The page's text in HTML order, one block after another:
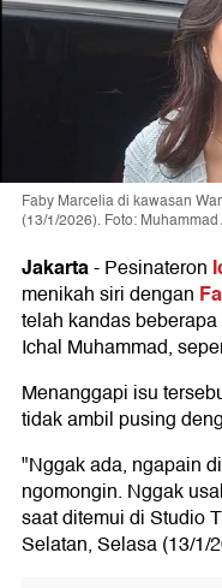
Faby Marcelia di kawasan
(13/1/2026). Foto:
Jakarta-Pesinateron
menikah siri dengan
telah kandas
Ichal Muhammad,
Menanggapi isu
tidak ambil pusing
"Nggak ada, ngapain
ngomongin. Nggak
saat ditemui di Studio
Selatan, Selasa (13/1/